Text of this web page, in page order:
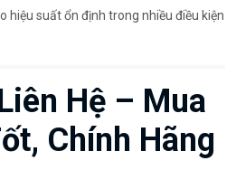
hiệu suất ổn định trong nhiều điều kiện
Hệ – Mua
Chính Hãng